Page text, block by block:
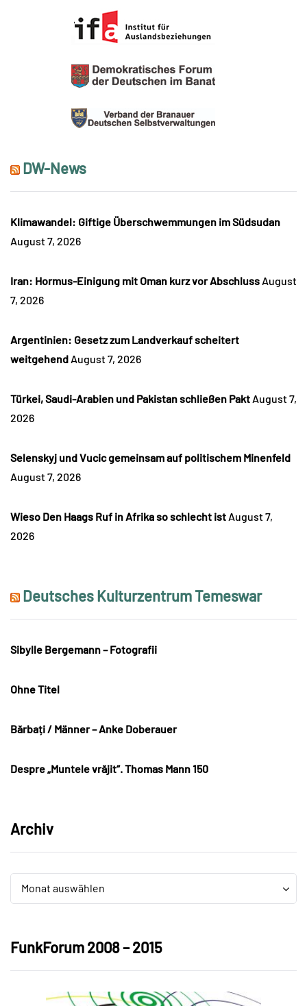
DW-News
Klimawandel: Giftige Überschwemmungen im Südsudan
August 7, 2026
Iran: Hormus-Einigung mit Oman kurz vor Abschluss August
7, 2026
Argentinien: Gesetz zum Landverkauf scheitert
weitgehend August 7, 2026
Türkei, Saudi-Arabien und Pakistan schließen Pakt August 7,
2026
Selenskyj und Vucic gemeinsam auf politischem Minenfeld
August 7, 2026
Wieso Den Haags Ruf in Afrika so schlecht ist August 7,
2026
Deutsches Kulturzentrum Temeswar
Sibylle Bergemann – Fotografii
Ohne Titel
Bărbați / Männer – Anke Doberauer
Despre „Muntele vrăjit“. Thomas Mann 150
Archiv
Monat auswählen
Archiv
FunkForum 2008 – 2015